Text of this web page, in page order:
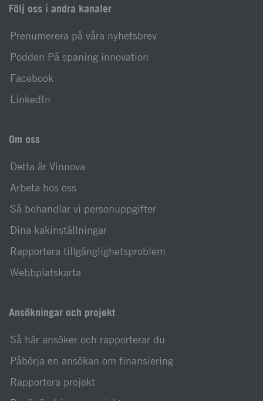
Följ oss i andra kanaler
Prenumerera på våra nyhetsbrev
Podden På spaning innovation
Facebook
LinkedIn
Om oss
Detta är Vinnova
Arbeta hos oss
Så behandlar vi personuppgifter
Dina kakinställningar
Rapportera tillgänglighetsproblem
Webbplatskarta
Ansökningar och projekt
Så här ansöker och rapporterar du
Påbörja en ansökan om finansiering
Rapportera projekt